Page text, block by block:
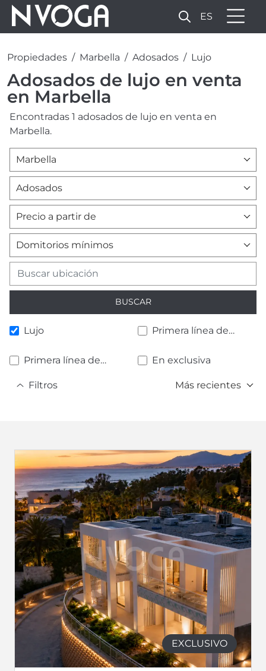
ES
Propiedades Marbella Adosados Lujo
Adosados de lujo en venta
en Marbella
Encontradas 1 adosados de lujo en venta en
Marbella.
Marbella
Adosados
Precio a partir de
Domitorios mínimos
BUSCAR
Lujo
Primera línea de
Primera línea de
En exclusiva
Filtros Más recientes
EXCLUSIVO